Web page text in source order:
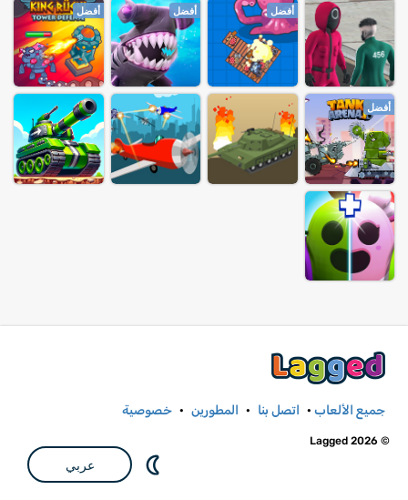
أفضل أفضل أفضل
أفضل
جميع الألعاب · اتصل بنا · المطورين · خصوصية
© Lagged 2026
عربي